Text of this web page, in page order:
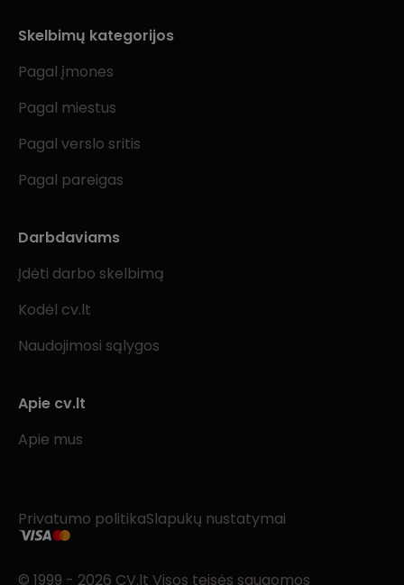
Skelbimų kategorijos
Pagal įmones
Pagal miestus
Pagal verslo sritis
Pagal pareigas
Darbdaviams
Įdėti darbo skelbimą
Kodėl cv.lt
Naudojimosi sąlygos
Apie cv.lt
Apie mus
Privatumo politikaSlapukų nustatymai
© 1999 - 2026 CV.lt Visos teisės saugomos